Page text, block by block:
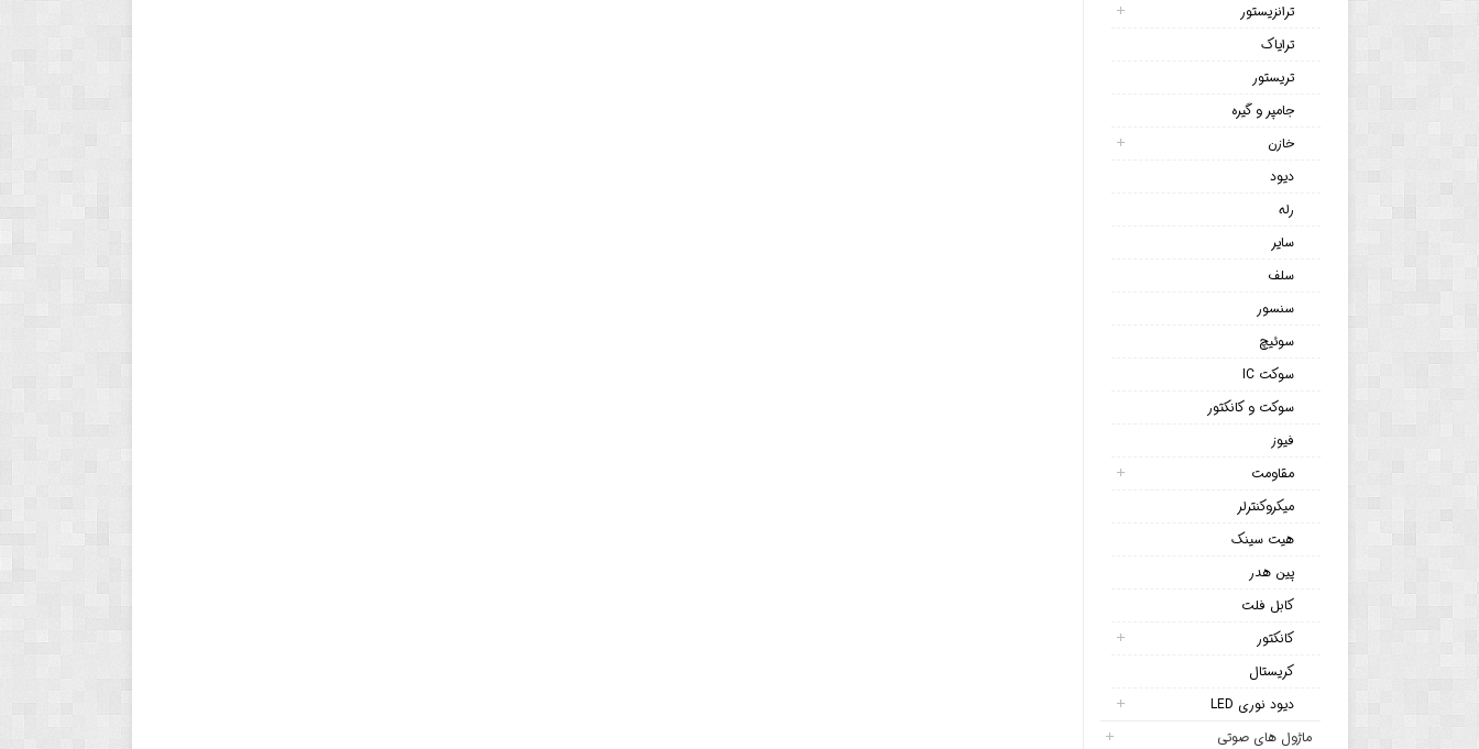
ترانزیستور
ترایاک
تریستور
جامپر و گیره
خازن
دیود
رله
سایر
سلف
سنسور
سوئیچ
سوکت IC
سوکت و کانکتور
فیوز
مقاومت
میکروکنترلر
هیت سینک
پین هدر
کابل فلت
کانکتور
کریستال
دیود نوری LED
ماژول های صوتی